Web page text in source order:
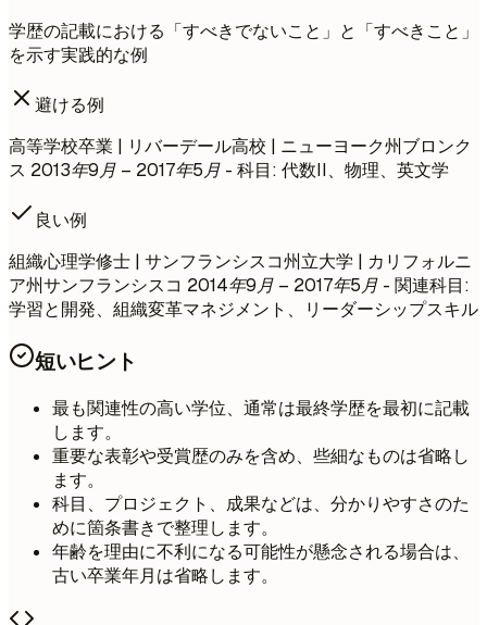
学歴の記載における「すべきでないこと」と「すべきこと」
を示す実践的な例
避ける例
高等学校卒業 | リバーデール高校 | ニューヨーク州ブロンク
ス 2013年9月 – 2017年5月 - 科目: 代数II、物理、英文学
良い例
組織心理学修士 | サンフランシスコ州立大学 | カリフォルニ
ア州サンフランシスコ 2014年9月 – 2017年5月 - 関連科目:
学習と開発、組織変革マネジメント、リーダーシップスキル
短いヒント
最も関連性の高い学位、通常は最終学歴を最初に記載
します。
重要な表彰や受賞歴のみを含め、些細なものは省略し
ます。
科目、プロジェクト、成果などは、分かりやすさのた
めに箇条書きで整理します。
年齢を理由に不利になる可能性が懸念される場合は、
古い卒業年月は省略します。